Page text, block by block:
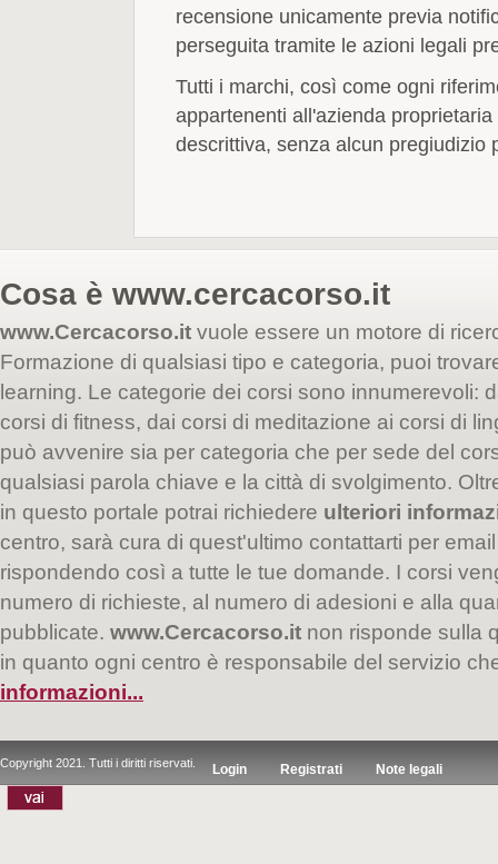
recensione unicamente previa
perseguita tramite le azioni legali
Tutti i marchi, così come ogni
appartenenti all'azienda
descrittiva, senza alcun pregiudizio
Cosa è www.cercacorso.it
www.Cercacorso.it vuole essere un motore di
Formazione di qualsiasi tipo e categoria, puoi
learning. Le categorie dei corsi sono innumerevoli:
corsi di fitness, dai corsi di meditazione ai corsi di
può avvenire sia per categoria che per sede del
qualsiasi parola chiave e la città di svolgimento.
in questo portale potrai richiedere ulteriori
centro, sarà cura di quest'ultimo contattarti per
rispondendo così a tutte le tue domande. I corsi
numero di richieste, al numero di adesioni e alla
pubblicate. www.Cercacorso.it non risponde sulla
in quanto ogni centro è responsabile del servizio
informazioni...
Copyright 2021. Tutti i diritti riservati. Login Registrati Note legali